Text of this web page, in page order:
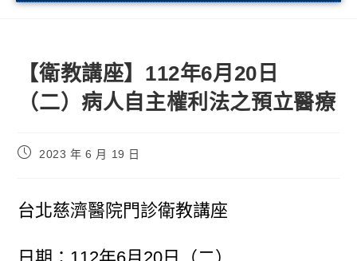
【衛教講座】112年6月20日
（二）病人自主權利法之預立醫療
2023 年 6 月 19 日
台北慈濟醫院門診衛教講座